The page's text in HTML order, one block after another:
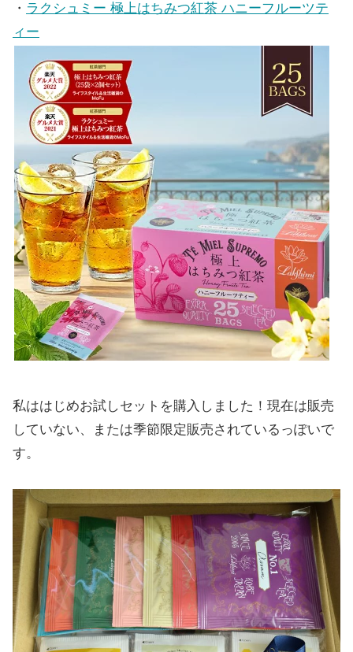
・ ラクシュミー 極上はちみつ紅茶 ハニーフルーツテ
ィー
私ははじめお試しセットを購入しました！現在は販売
していない、または季節限定販売されているっぽいで
す。